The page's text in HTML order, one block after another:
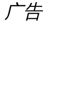
广告